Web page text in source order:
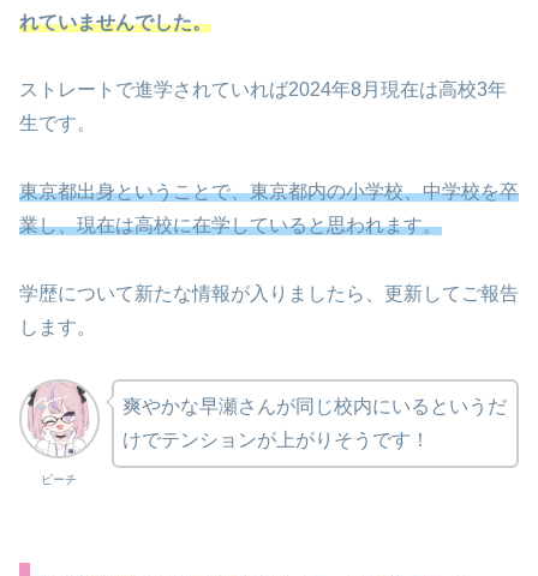
れていませんでした。
ストレートで進学されていれば2024年8月現在は高校3年
生です。
東京都出身ということで、東京都内の小学校、中学校を卒
業し、現在は高校に在学していると思われます。
学歴について新たな情報が入りましたら、更新してご報告
します。
ピーチ
爽やかな早瀬さんが同じ校内にいるというだ
けでテンションが上がりそうです！